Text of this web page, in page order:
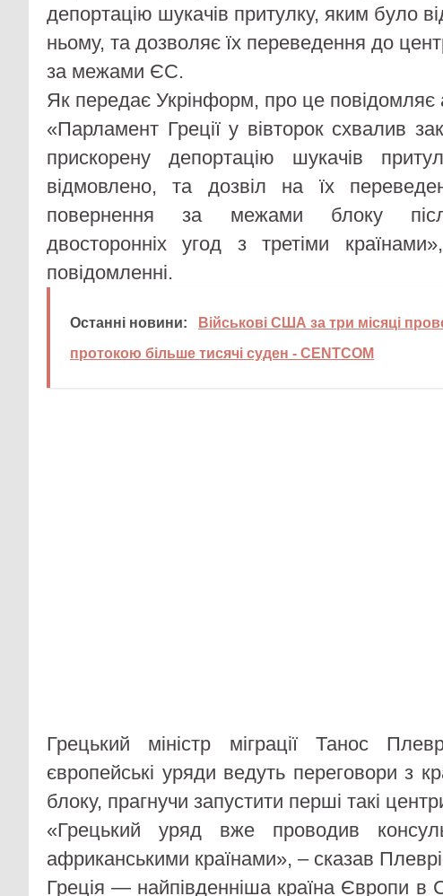
депортацію шукачів притулку, яким було
ньому, та дозволяє їх переведення до
за межами ЄС.
Як передає Укрінформ, про це повідомляє
«Парламент Греції у вівторок схвалив
прискорену депортацію шукачів
відмовлено, та дозвіл на їх
повернення за межами блоку
двосторонніх угод з третіми
повідомленні.
Останні новини:
Військові США за три місяці
протокою більше тисячі суден - CENTCOM
Грецький міністр міграції Танос
європейські уряди ведуть переговори з
блоку, прагнучи запустити перші такі
«Грецький уряд вже проводив
африканськими країнами», – сказав
Греція — найпівденніша країна Європи в